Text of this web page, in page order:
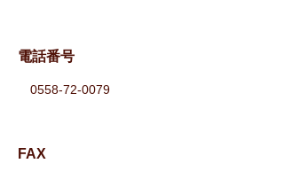
電話番号
0558-72-0079
FAX